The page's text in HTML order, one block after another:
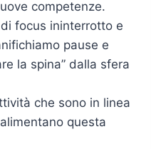
competenze.
focus ininterrotto e
pause e
la spina” dalla sfera
che sono in linea
questa